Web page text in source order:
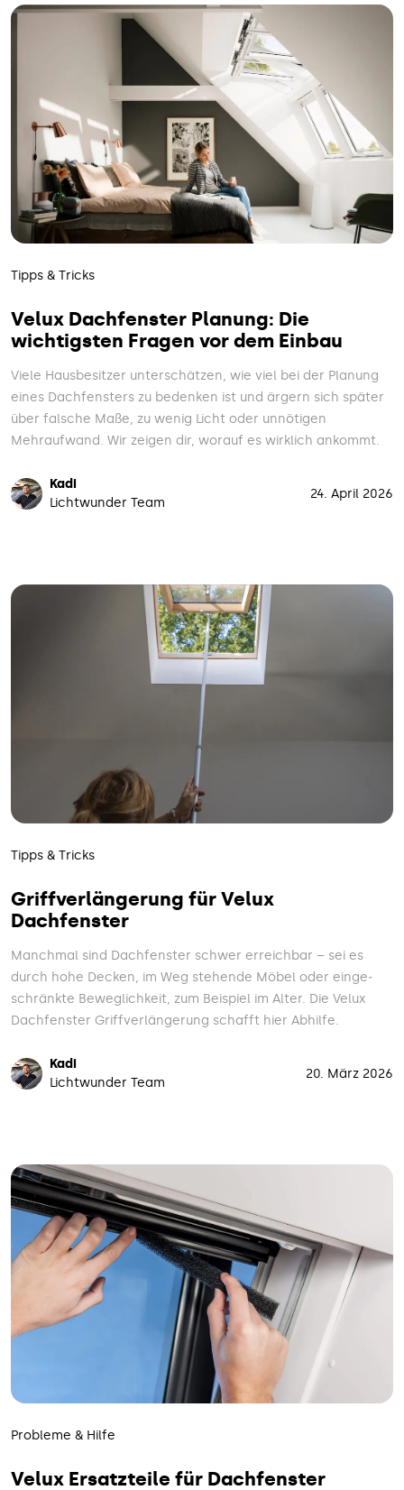
Tipps & Tricks
Velux Dachfenster Planung: Die
wichtigsten Fragen vor dem Einbau
Viele Hausbesitzer unterschätzen, wie viel bei der Planung
eines Dachfensters zu bedenken ist und ärgern sich später
über falsche Maße, zu wenig Licht oder unnötigen
Mehraufwand. Wir zeigen dir, worauf es wirklich ankommt.
Kadi
Lichtwunder Team
24. April 2026
Tipps & Tricks
Griffverlängerung für Velux
Dachfenster
Manchmal sind Dachfenster schwer erreichbar – sei es
durch hohe Decken, im Weg stehende Möbel oder einge­
schränkte Beweglich­keit, zum Beispiel im Alter. Die Velux
Dach­fenster Griff­verlängerung schafft hier Abhilfe.
Kadi
Lichtwunder Team
20. März 2026
Probleme & Hilfe
Velux Ersatzteile für Dachfenster